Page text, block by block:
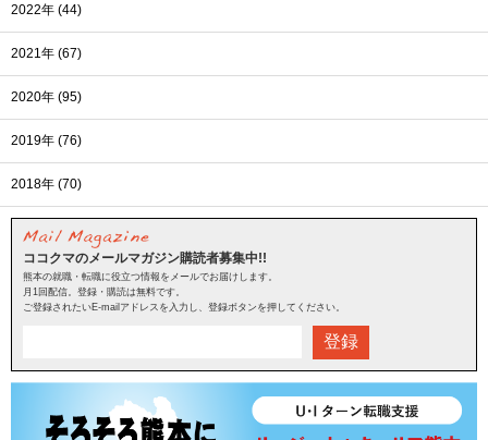
2022年 (44)
2021年 (67)
2020年 (95)
2019年 (76)
2018年 (70)
ココクマのメールマガジン購読者募集中!!
熊本の就職・転職に役立つ情報をメールでお届けします。
月1回配信。登録・購読は無料です。
ご登録されたいE-mailアドレスを入力し、登録ボタンを押してください。
登録